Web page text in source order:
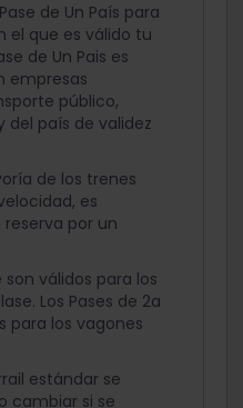
de Un País para
el que es válido tu
de Un Pais es
empresas
público,
del país de validez
de los trenes
es
por un
son válidos para los
Los Pases de 2a
para los vagones
estándar se
cambiar si se